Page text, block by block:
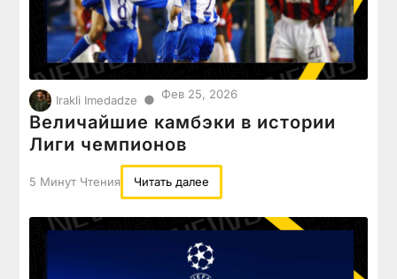
Irakli Imedadze ● Фев 25, 2026
Величайшие камбэки в истории
Лиги чемпионов
5 Минут Чтения Читать далее